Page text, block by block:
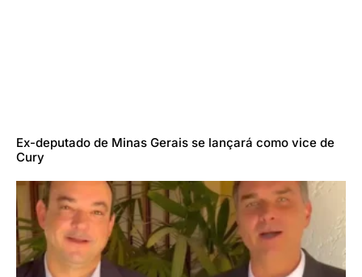
Ex-deputado de Minas Gerais se lançará como vice de
Cury